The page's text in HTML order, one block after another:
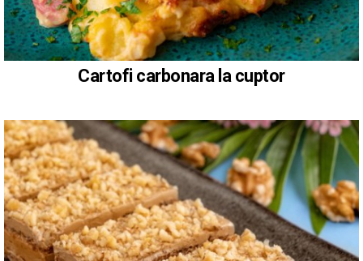
Cartofi carbonara la cuptor